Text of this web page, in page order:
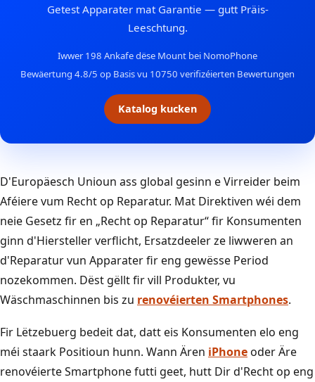
Getest Apparater mat Garantie — gutt Präis-
Leeschtung.
Iwwer 198 Ankafe dëse Mount bei NomoPhone
Bewäertung 4.8/5 op Basis vu 10750 verifizéierten Bewertungen
Katalog kucken
D'Europäesch Unioun ass global gesinn e Virreider beim
Aféiere vum Recht op Reparatur. Mat Direktiven wéi dem
neie Gesetz fir en „Recht op Reparatur“ fir Konsumenten
ginn d'Hiersteller verflicht, Ersatzdeeler ze liwweren an
d'Reparatur vun Apparater fir eng gewësse Period
nozekommen. Dëst gëllt fir vill Produkter, vu
Wäschmaschinnen bis zu renovéierten Smartphones.
Fir Lëtzebuerg bedeit dat, datt eis Konsumenten elo eng
méi staark Positioun hunn. Wann Ären iPhoneoder Äre
renovéierte Smartphone futti geet, hutt Dir d'Recht op eng